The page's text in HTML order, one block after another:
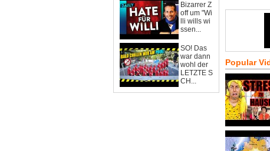
Bizarrer Z
off um "Wi
lli wills wi
ssen...
SO! Das
war dann
wohl der
LETZTE S
CH...
Popular